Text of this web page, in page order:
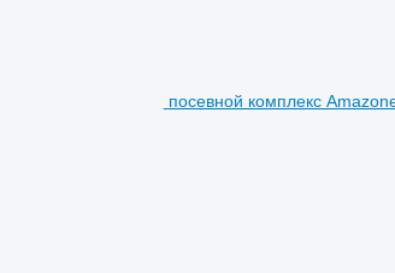
посевной комплекс